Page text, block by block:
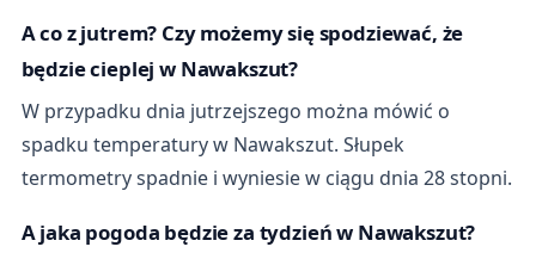
A co z jutrem? Czy możemy się spodziewać, że
będzie cieplej w Nawakszut?
W przypadku dnia jutrzejszego można mówić o
spadku temperatury w Nawakszut. Słupek
termometry spadnie i wyniesie w ciągu dnia 28 stopni.
A jaka pogoda będzie za tydzień w Nawakszut?